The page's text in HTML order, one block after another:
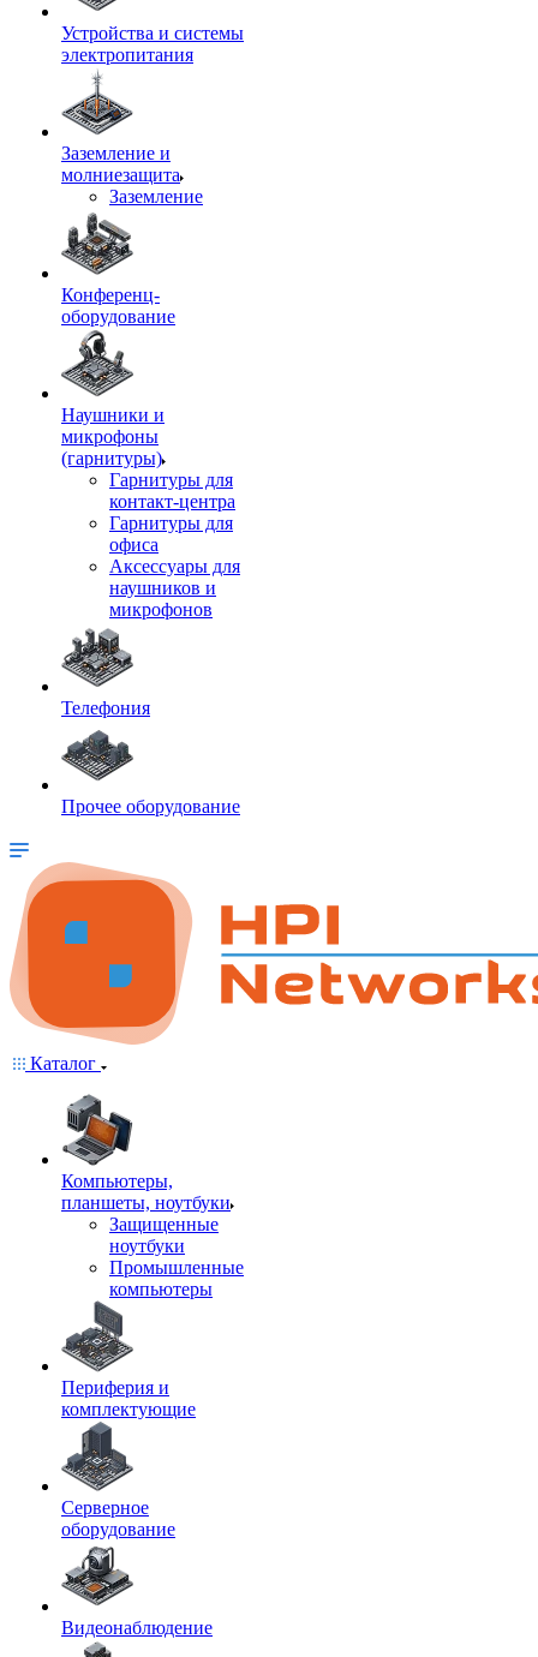
Устройства и системы
электропитания
Заземление и
молниезащита
Заземление
Конференц-
оборудование
Наушники и
микрофоны
(гарнитуры)
Гарнитуры для
контакт-центра
Гарнитуры для
офиса
Аксессуары для
наушников и
микрофонов
Телефония
Прочее оборудование
Каталог
Компьютеры,
планшеты, ноутбуки
Защищенные
ноутбуки
Промышленные
компьютеры
Периферия и
комплектующие
Серверное
оборудование
Видеонаблюдение